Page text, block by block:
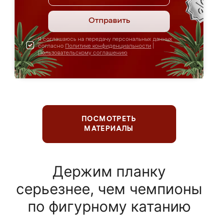
Отправить
Я соглашаюсь на передачу персональных данных
согласно Политике конфиденциальности
Пользовательскому соглашению
ПОСМОТРЕТЬ
МАТЕРИАЛЫ
Держим планку
серьезнее, чем чемпионы
по фигурному катанию